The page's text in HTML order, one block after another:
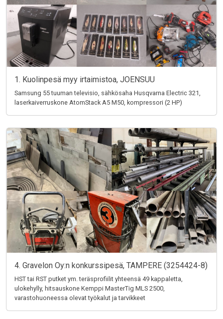
1. Kuolinpesä myy irtaimistoa, JOENSUU
Samsung 55 tuuman televisio, sähkösaha Husqvarna Electric 321,
laserkaiverruskone AtomStack A5 M50, kompressori (2 HP)
4. Gravelon Oy:n konkurssipesä, TAMPERE (3254424-8)
HST tai RST putket ym. teräsprofiilit yhteensä 49 kappaletta,
ulokehylly, hitsauskone Kemppi MasterTig MLS 2500,
varastohuoneessa olevat työkalut ja tarvikkeet